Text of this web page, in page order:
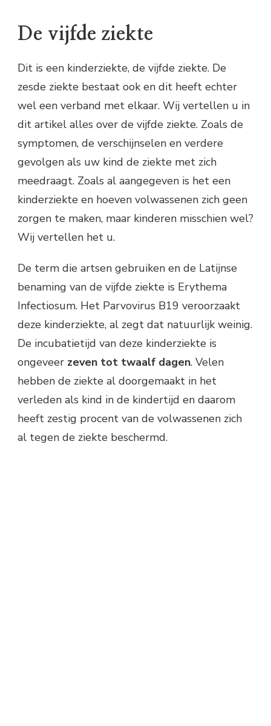
De vijfde ziekte
Dit is een kinderziekte, de vijfde ziekte. De
zesde ziekte bestaat ook en dit heeft echter
wel een verband met elkaar. Wij vertellen u in
dit artikel alles over de vijfde ziekte. Zoals de
symptomen, de verschijnselen en verdere
gevolgen als uw kind de ziekte met zich
meedraagt. Zoals al aangegeven is het een
kinderziekte en hoeven volwassenen zich geen
zorgen te maken, maar kinderen misschien wel?
Wij vertellen het u.
De term die artsen gebruiken en de Latijnse
benaming van de vijfde ziekte is Erythema
Infectiosum. Het Parvovirus B19 veroorzaakt
deze kinderziekte, al zegt dat natuurlijk weinig.
De incubatietijd van deze kinderziekte is
ongeveer zeven tot twaalf dagen. Velen
hebben de ziekte al doorgemaakt in het
verleden als kind in de kindertijd en daarom
heeft zestig procent van de volwassenen zich
al tegen de ziekte beschermd.